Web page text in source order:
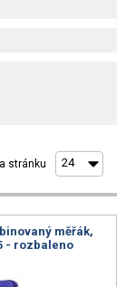
stránku
měřák,
- rozbaleno